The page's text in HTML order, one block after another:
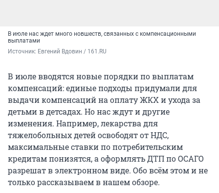
В июле нас ждет много новшеств, связанных с компенсационными
выплатами
Источник: Евгений Вдовин / 161.RU
В июле вводятся новые порядки по выплатам
компенсаций: единые подходы придумали для
выдачи компенсаций на оплату ЖКХ и ухода за
детьми в детсадах. Но нас ждут и другие
изменения. Например, лекарства для
тяжелобольных детей освободят от НДС,
максимальные ставки по потребительским
кредитам понизятся, а оформлять ДТП по ОСАГО
разрешат в электронном виде. Обо всём этом и не
только рассказываем в нашем обзоре.